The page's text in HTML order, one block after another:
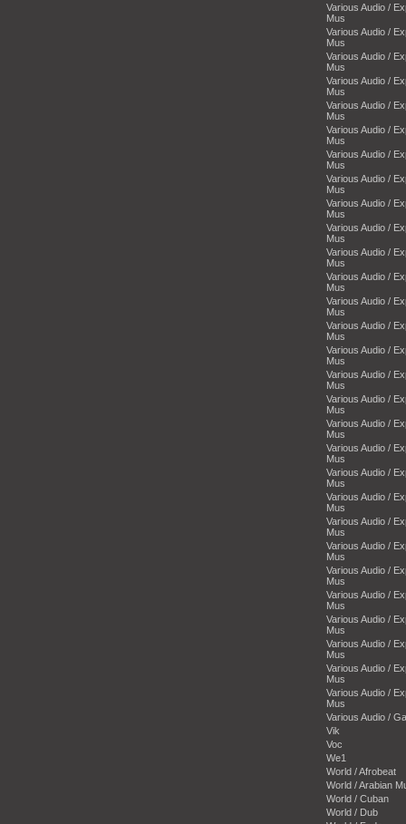
Various Audio /
Mus
Various Audio /
Mus
Various Audio /
Mus
Various Audio /
Mus
Various Audio /
Mus
Various Audio /
Mus
Various Audio /
Mus
Various Audio /
Mus
Various Audio /
Mus
Various Audio /
Mus
Various Audio /
Mus
Various Audio /
Mus
Various Audio /
Mus
Various Audio /
Mus
Various Audio /
Mus
Various Audio /
Mus
Various Audio /
Mus
Various Audio /
Mus
Various Audio /
Mus
Various Audio /
Mus
Various Audio /
Mus
Various Audio /
Mus
Various Audio /
Mus
Various Audio /
Mus
Various Audio /
Mus
Various Audio /
Mus
Various Audio /
Mus
Various Audio /
Mus
Various Audio /
Mus
Various Audio /
Vik
Voc
We1
World / Afrobeat
World / Arabian
World / Cuban
World / Dub